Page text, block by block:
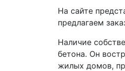
На сайте
предлагаем
Наличие
бетона. Он
жилых домов,